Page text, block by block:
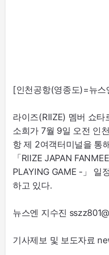
[인천공항(영종도)=뉴스
라이즈(RIIZE) 멤버 쇼
소희가 7월 9일 오전 인
항 제 2여객터미널을 통
「RIIZE JAPAN
PLAYING GAME -」 일
하고 있다.
뉴스엔 지수진 sszz801@
기사제보 및 보도자료